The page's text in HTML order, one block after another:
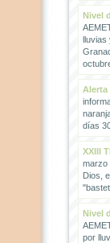
Nivel
lluvias
Alerta
días
XXIII
marzo
Dios,
Nivel
por